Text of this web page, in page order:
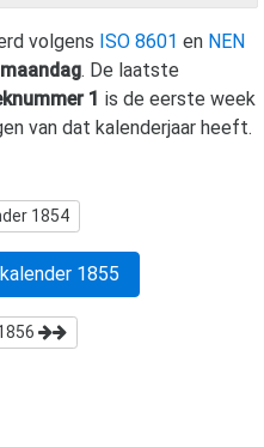
volgens ISO 8601 en NEN
. De laatste
1 is de eerste week
van dat kalenderjaar heeft.
1854
1855